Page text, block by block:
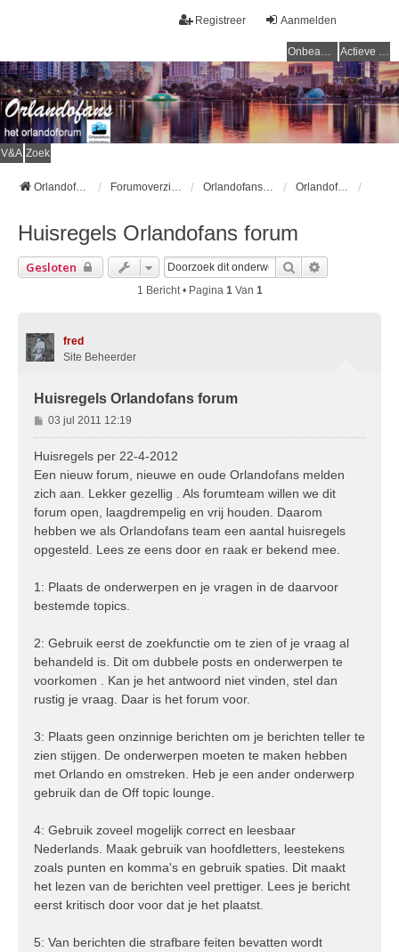
Aanmelden
Registreer
Onbeantwoorde onderwerpen Actieve onderwerpen
V&A Zoek
Orlandofans Homepage Forumoverzicht Orlandofans forum Orlandofans forumregels
Huisregels Orlandofans forum
Gesloten Zoek
1 Bericht • Pagina 1Van 1
fred
Site Beheerder
Huisregels Orlandofans forum
B
e
c
h
t
03 jul 2011 12:19
Huisregels per 22-4-2012
Een nieuw forum, nieuwe en oude Orlandofans melden
zich aan. Lekker gezellig . Als forumteam willen we dit
forum open, laagdrempelig en vrij houden. Daarom
hebben we als Orlandofans team een aantal huisregels
opgesteld. Lees ze eens door en raak er bekend mee.
1: Plaats de onderwerpen en je vragen in de daarvoor
bestemde topics.
2: Gebruik eerst de zoekfunctie om te zien of je vraag al
behandeld is. Dit om dubbele posts en onderwerpen te
voorkomen . Kan je het antwoord niet vinden, stel dan
rustig je vraag. Daar is het forum voor.
3: Plaats geen onzinnige berichten om je berichten teller te
zien stijgen. De onderwerpen moeten te maken hebben
met Orlando en omstreken. Heb je een ander onderwerp
gebruik dan de Off topic lounge.
4: Gebruik zoveel mogelijk correct en leesbaar
Nederlands. Maak gebruik van hoofdletters, leestekens
zoals punten en komma's en gebruik spaties. Dit maakt
het lezen van de berichten veel prettiger. Lees je bericht
eerst kritisch door voor dat je het plaatst.
5: Van berichten die strafbare feiten bevatten wordt